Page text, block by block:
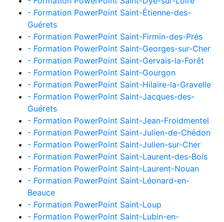
- Formation PowerPoint Saint-Étienne-des-
Guérets
- Formation PowerPoint Saint-Firmin-des-Prés
- Formation PowerPoint Saint-Georges-sur-Cher
- Formation PowerPoint Saint-Gervais-la-Forêt
- Formation PowerPoint Saint-Gourgon
- Formation PowerPoint Saint-Hilaire-la-Gravelle
- Formation PowerPoint Saint-Jacques-des-
Guérets
- Formation PowerPoint Saint-Jean-Froidmentel
- Formation PowerPoint Saint-Julien-de-Chédon
- Formation PowerPoint Saint-Julien-sur-Cher
- Formation PowerPoint Saint-Laurent-des-Bois
- Formation PowerPoint Saint-Laurent-Nouan
- Formation PowerPoint Saint-Léonard-en-
Beauce
- Formation PowerPoint Saint-Loup
- Formation PowerPoint Saint-Lubin-en-